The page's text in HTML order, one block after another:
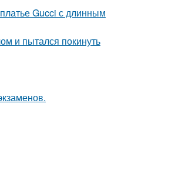
Gucci с длинным
и пытался покинуть